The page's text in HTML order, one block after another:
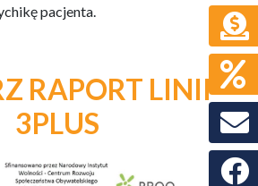
pacjenta.
RAPORT LINII
3PLUS